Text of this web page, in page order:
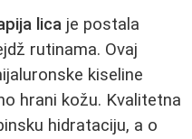
lica je postala
rutinama. Ovaj
kiseline
hrani kožu. Kvalitetna
hidrataciju, a o